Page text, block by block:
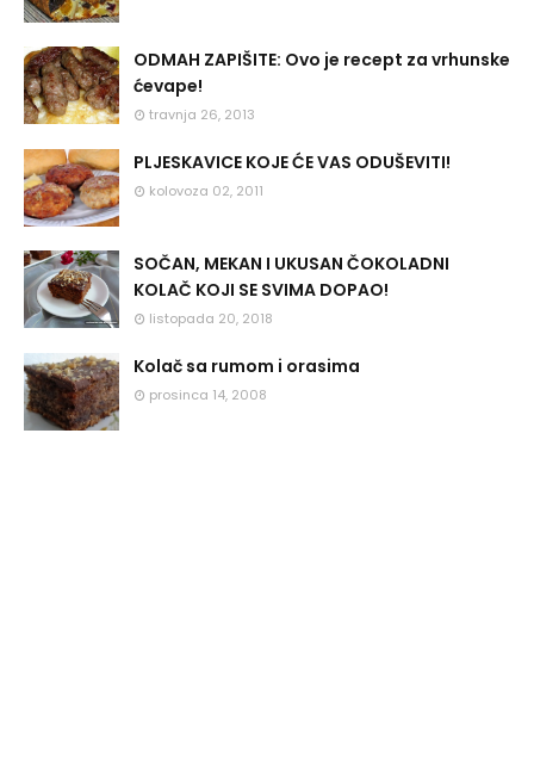
ODMAH ZAPIŠITE: Ovo je recept za vrhunske
ćevape!
travnja 26, 2013
PLJESKAVICE KOJE ĆE VAS ODUŠEVITI!
kolovoza 02, 2011
SOČAN, MEKAN I UKUSAN ČOKOLADNI
KOLAČ KOJI SE SVIMA DOPAO!
listopada 20, 2018
Kolač sa rumom i orasima
prosinca 14, 2008